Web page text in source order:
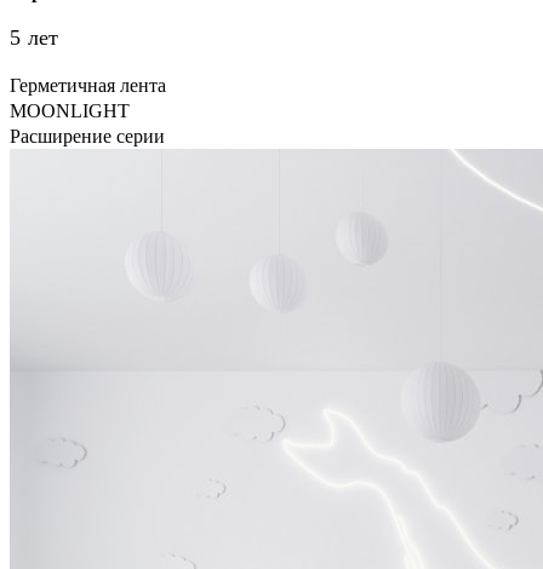
5 лет
Герметичная лента
MOONLIGHT
Расширение серии